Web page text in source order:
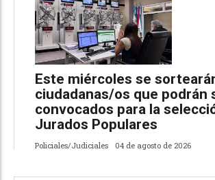
Este miércoles se
ciudadanas/os que podrán
convocados para la
Jurados Populares
Policiales/Judiciales 04 de agosto de 2026